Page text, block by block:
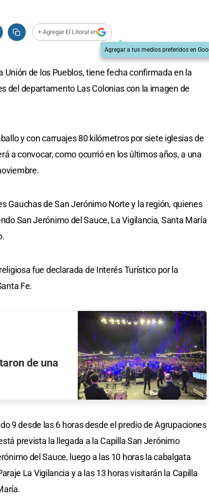
+ Agregar El Litoral en
Agregar a tus medios preferidos en
Unión de los Pueblos, tiene fecha confirmada en la
del departamento Las Colonias con la imagen de
y con carruajes 80 kilómetros por siete iglesias de
a convocar, como ocurrió en los últimos años, a una
Gauchas de San Jerónimo Norte y la región, quienes
San Jerónimo del Sauce, La Vigilancia, Santa María
fue declarada de Interés Turístico por la
Fe.
de una
9 desde las 6 horas desde el predio de Agrupaciones
prevista la llegada a la Capilla San Jerónimo
del Sauce, luego a las 10 horas la cabalgata
La Vigilancia y a las 13 horas visitarán la Capilla